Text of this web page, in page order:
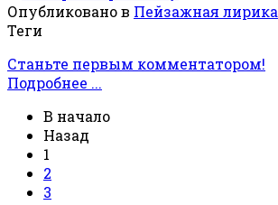
Опубликовано в Пейзажная лирика
Теги
Станьте первым комментатором!
Подробнее ...
В начало
Назад
1
2
3